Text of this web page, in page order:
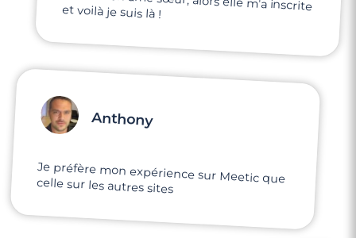
et voilà je suis là !
Anthony
Je préfère mon expérience sur Meetic que
celle sur les autres sites